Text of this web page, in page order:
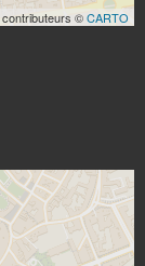
contributeurs ©CARTO